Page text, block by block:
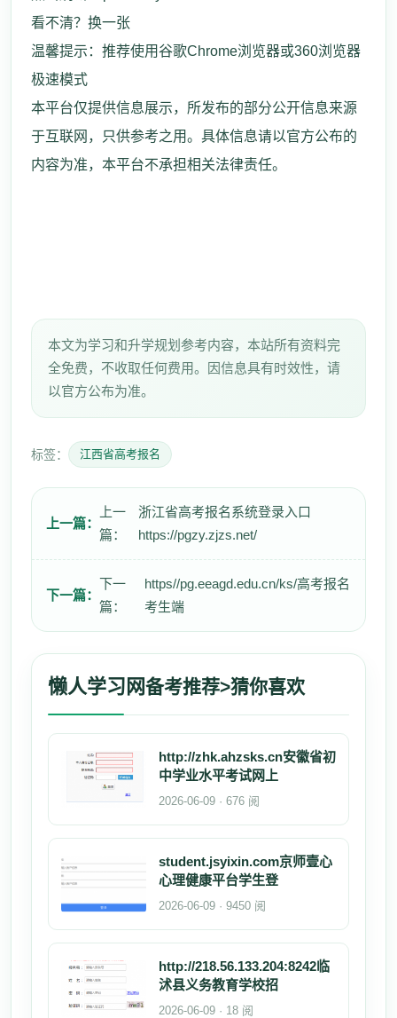
看不清？换一张
温馨提示：推荐使用谷歌Chrome浏览器或360浏览器
极速模式
本平台仅提供信息展示，所发布的部分公开信息来源
于互联网，只供参考之用。具体信息请以官方公布的
内容为准，本平台不承担相关法律责任。
本文为学习和升学规划参考内容，本站所有资料完
全免费，不收取任何费用。因信息具有时效性，请
以官方公布为准。
标签： 江西省高考报名
上一篇：
上一
篇：
浙江省高考报名系统登录入口
https://pgzy.zjzs.net/
下一篇：
下一
篇：
https//pg.eeagd.edu.cn/ks/高考报名
考生端
懒人学习网备考推荐>猜你喜欢
http://zhk.ahzsks.cn安徽省初
中学业水平考试网上
2026-06-09 · 676 阅
student.jsyixin.com京师壹心
心理健康平台学生登
2026-06-09 · 9450 阅
http://218.56.133.204:8242临
沭县义务教育学校招
2026-06-09 · 18 阅